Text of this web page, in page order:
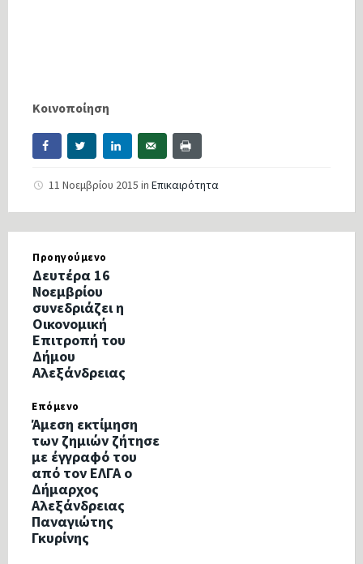
Κοινοποίηση
11 Νοεμβρίου 2015 in Επικαιρότητα
Προηγούμενο
Δευτέρα 16
Νοεμβρίου
συνεδριάζει η
Οικονομική
Επιτροπή του
Δήμου
Αλεξάνδρειας
Επόμενο
Άμεση εκτίμηση
των ζημιών ζήτησε
με έγγραφό του
από τον ΕΛΓΑ ο
Δήμαρχος
Αλεξάνδρειας
Παναγιώτης
Γκυρίνης